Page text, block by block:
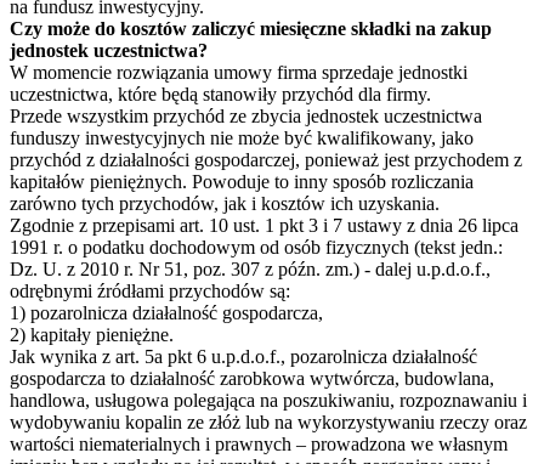
na fundusz inwestycyjny.
Czy może do kosztów zaliczyć miesięczne składki na zakup
jednostek uczestnictwa?
W momencie rozwiązania umowy firma sprzedaje jednostki
uczestnictwa, które będą stanowiły przychód dla firmy.
Przede wszystkim przychód ze zbycia jednostek uczestnictwa
funduszy inwestycyjnych nie może być kwalifikowany, jako
przychód z działalności gospodarczej, ponieważ jest przychodem z
kapitałów pieniężnych. Powoduje to inny sposób rozliczania
zarówno tych przychodów, jak i kosztów ich uzyskania.
Zgodnie z przepisami art. 10 ust. 1 pkt 3 i 7 ustawy z dnia 26 lipca
1991 r. o podatku dochodowym od osób fizycznych (tekst jedn.:
Dz. U. z 2010 r. Nr 51, poz. 307 z późn. zm.) - dalej u.p.d.o.f.,
odrębnymi źródłami przychodów są:
1) pozarolnicza działalność gospodarcza,
2) kapitały pieniężne.
Jak wynika z art. 5a pkt 6 u.p.d.o.f., pozarolnicza działalność
gospodarcza to działalność zarobkowa wytwórcza, budowlana,
handlowa, usługowa polegająca na poszukiwaniu, rozpoznawaniu i
wydobywaniu kopalin ze złóż lub na wykorzystywaniu rzeczy oraz
wartości niematerialnych i prawnych – prowadzona we własnym